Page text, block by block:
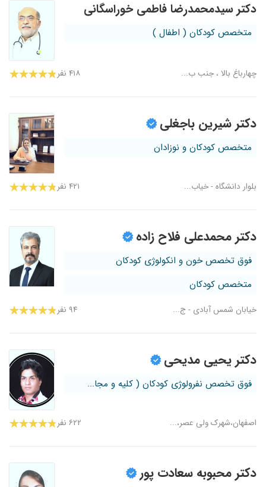
دکتر سیدمحمدرضا فاطمی خوراسگانی
متخصص کودکان ( اطفال )
چهارباغ بالا ، جنب ب... ۴۱۸ نفر
دکتر شیرین باجغلی
متخصص کودکان و نوزادان
بلوار دانشگاه - خیاب... ۴۲۱ نفر
دکتر محمدعلی فلاح زاده
فوق تخصص خون و انکولوژی کودکان
متخصص کودکان
خیابان شمس آبادی - ج... ۹۴ نفر
دکتر یحیی مدیحی
فوق تخصص نفرولوژی کودکان ( کلیه و مجا...
اصفهان،شهرک ولی عصر،... ۶۲۲ نفر
دکتر محبوبه سعادت پور